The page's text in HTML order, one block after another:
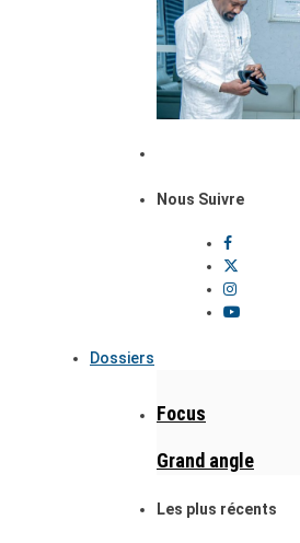
Nous Suivre
Dossiers
Focus
Grand angle
Les plus récents